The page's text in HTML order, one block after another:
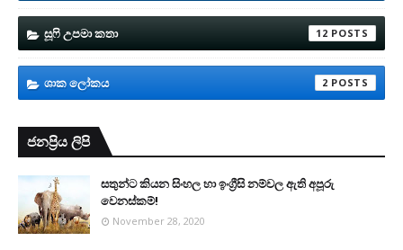
සූෆි උපමා කතා 12
ශාක ලෝකය 2
ජනප්‍රිය ලිපි
සතුන්ට කියන සිංහල හා ඉංග්‍රීසි නම්වල ඇති අපූරු
වෙනස්කම්!
November 28, 2020